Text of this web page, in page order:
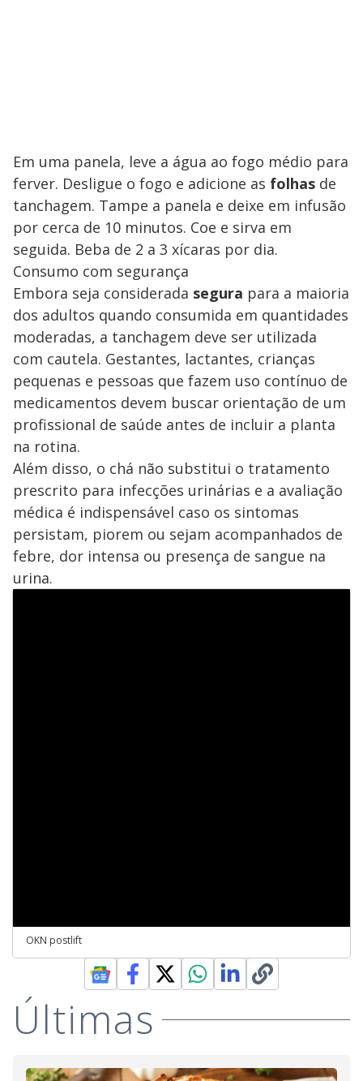
Em uma panela, leve a água ao fogo médio para
ferver. Desligue o fogo e adicione as folhas de
tanchagem. Tampe a panela e deixe em infusão
por cerca de 10 minutos. Coe e sirva em
seguida. Beba de 2 a 3 xícaras por dia.
Consumo com segurança
Embora seja considerada segura para a maioria
dos adultos quando consumida em quantidades
moderadas, a tanchagem deve ser utilizada
com cautela. Gestantes, lactantes, crianças
pequenas e pessoas que fazem uso contínuo de
medicamentos devem buscar orientação de um
profissional de saúde antes de incluir a planta
na rotina.
Além disso, o chá não substitui o tratamento
prescrito para infecções urinárias e a avaliação
médica é indispensável caso os sintomas
persistam, piorem ou sejam acompanhados de
febre, dor intensa ou presença de sangue na
urina.
OKN postlift
Últimas